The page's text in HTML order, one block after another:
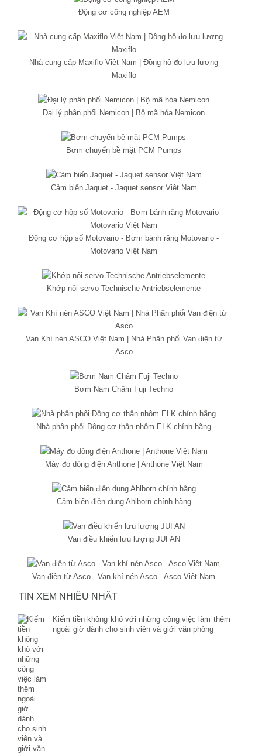
Động cơ công nghiệp AEM
Nhà cung cấp Maxiflo Việt Nam | Đồng hồ đo lưu lượng
Maxiflo
Đại lý phân phối Nemicon | Bộ mã hóa Nemicon
Bơm chuyển bề mặt PCM Pumps
Cảm biến Jaquet - Jaquet sensor Việt Nam
Động cơ hộp số Motovario - Bơm bánh răng Motovario -
Motovario Việt Nam
Khớp nối servo Technische Antriebselemente
Van Khí nén ASCO Việt Nam | Nhà Phân phối Van điện từ
Asco
Bơm Nam Châm Fuji Techno
Nhà phân phối Động cơ thân nhôm ELK chính hãng
Máy đo dòng điện Anthone | Anthone Việt Nam
Cảm biến điện dung Ahlborn chính hãng
Van điều khiển lưu lượng JUFAN
Van điện từ Asco - Van khí nén Asco - Asco Việt Nam
TIN XEM NHIỀU NHẤT
Kiếm tiền không khó với những công việc làm thêm
ngoài giờ dành cho sinh viên và giới văn phòng